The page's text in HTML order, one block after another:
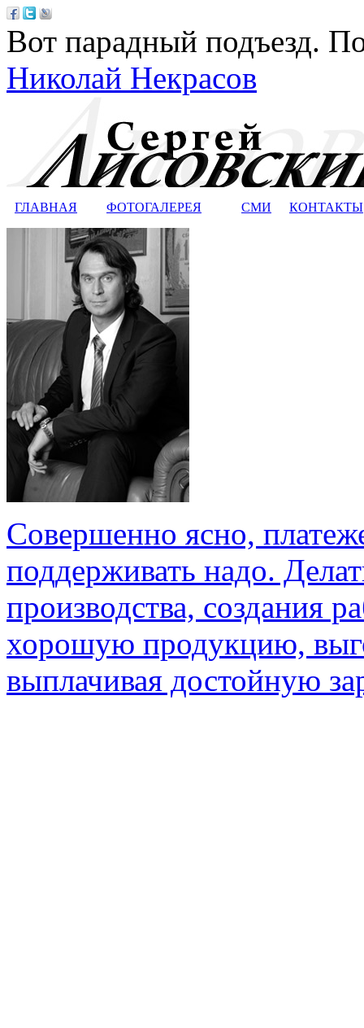
Вот парадный подъезд.
Николай Некрасов
ГЛАВНАЯ ФОТОГАЛЕРЕЯ СМИ КОНТАКТЫ
Совершенно ясно,
поддерживать надо.
производства, создания
хорошую продукцию,
выплачивая достойную